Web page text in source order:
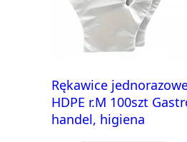
Rękawice
HDPE r.M 100szt
handel, higiena